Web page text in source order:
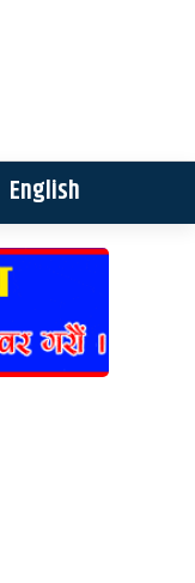
English